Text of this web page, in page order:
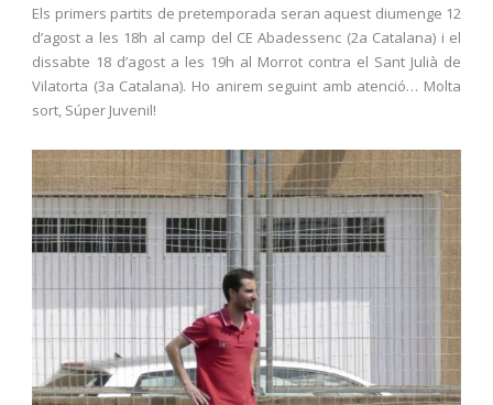
Els primers partits de pretemporada seran aquest diumenge 12
d’agost a les 18h al camp del CE Abadessenc (2a Catalana) i el
dissabte 18 d’agost a les 19h al Morrot contra el Sant Julià de
Vilatorta (3a Catalana). Ho anirem seguint amb atenció… Molta
sort, Súper Juvenil!